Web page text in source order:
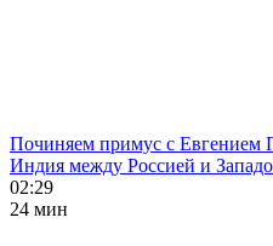
Починяем примус с Евгением
Индия между Россией и
02:29
24 мин